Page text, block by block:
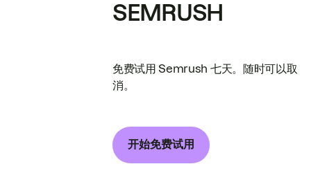
SEMRUSH
免费试用 Semrush 七天。随时可以取
消。
开始免费试用